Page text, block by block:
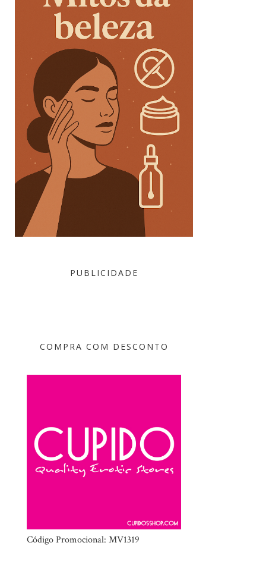
PUBLICIDADE
COMPRA COM DESCONTO
Código Promocional: MV1319